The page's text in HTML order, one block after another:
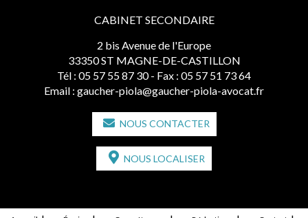
CABINET SECONDAIRE
2 bis Avenue de l'Europe
33350 ST MAGNE-DE-CASTILLON
Tél : 05 57 55 87 30 - Fax : 05 57 51 73 64
Email : gaucher-piola@gaucher-piola-avocat.fr
NOUS CONTACTER
NOUS LOCALISER